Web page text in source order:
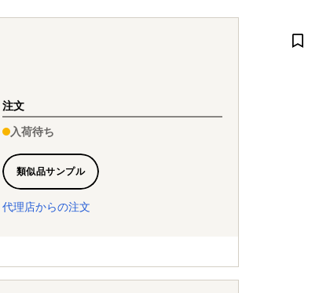
注文
入荷待ち
類似品サンプル
代理店からの注文